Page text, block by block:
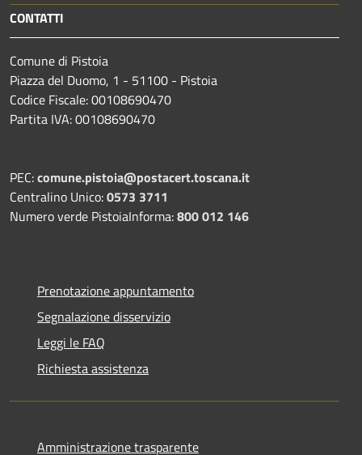
CONTATTI
Comune di Pistoia
Piazza del Duomo, 1 - 51100 - Pistoia
Codice Fiscale: 00108690470
Partita IVA: 00108690470
PEC:comune.pistoia@postacert.toscana.it
Centralino Unico:0573 3711
Numero verde PistoiaInforma:800 012 146
Prenotazione appuntamento
Segnalazione disservizio
Leggi le FAQ
Richiesta assistenza
Amministrazione trasparente